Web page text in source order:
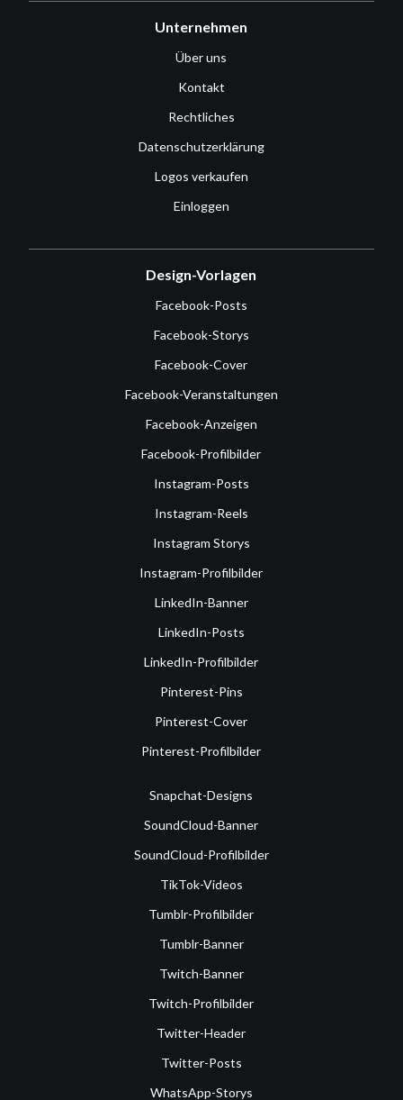
Unternehmen
Über uns
Kontakt
Rechtliches
Datenschutzerklärung
Logos verkaufen
Einloggen
Design-Vorlagen
Facebook-Posts
Facebook-Storys
Facebook-Cover
Facebook-Veranstaltungen
Facebook-Anzeigen
Facebook-Profilbilder
Instagram-Posts
Instagram-Reels
Instagram Storys
Instagram-Profilbilder
LinkedIn-Banner
LinkedIn-Posts
LinkedIn-Profilbilder
Pinterest-Pins
Pinterest-Cover
Pinterest-Profilbilder
Snapchat-Designs
SoundCloud-Banner
SoundCloud-Profilbilder
TikTok-Videos
Tumblr-Profilbilder
Tumblr-Banner
Twitch-Banner
Twitch-Profilbilder
Twitter-Header
Twitter-Posts
WhatsApp-Storys